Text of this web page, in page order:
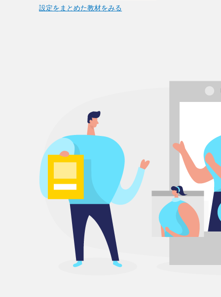
設定をまとめた教材をみる